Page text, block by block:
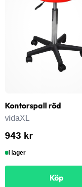
Kontorspall röd
vidaXL
943 kr
I lager
Köp